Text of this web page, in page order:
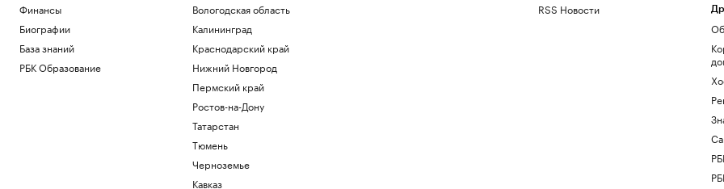
Финансы
Биографии
База знаний
РБК Образование
Вологодская область
Калининград
Краснодарский край
Нижний Новгород
Пермский край
Ростов-на-Дону
Татарстан
Тюмень
Черноземье
Кавказ
RSS Новости